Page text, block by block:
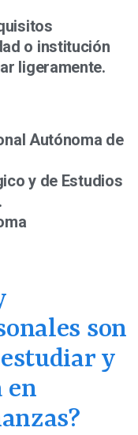
o institución
ligeramente.
Autónoma de
y de Estudios
son
y
en